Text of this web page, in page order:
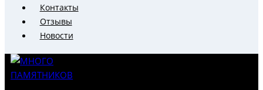
Контакты
Отзывы
Новости